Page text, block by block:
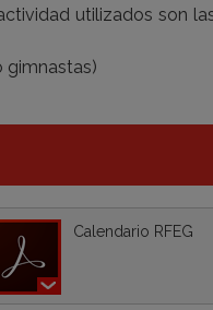
utilizados son
gimnastas)
Calendario RFEG